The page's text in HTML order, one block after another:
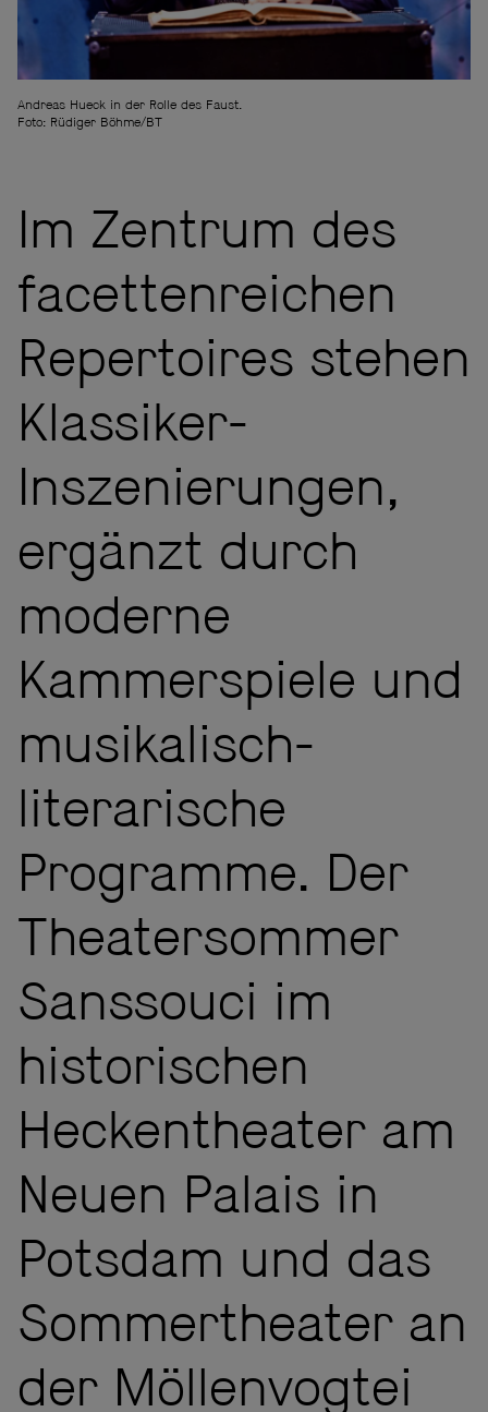
Andreas Hueck in der Rolle des Faust.
Foto: Rüdiger Böhme/BT
Im Zentrum des
facettenreichen
Repertoires stehen
Klassiker-
Inszenierungen,
ergänzt durch
moderne
Kammerspiele und
musikalisch-
literarische
Programme. Der
Theatersommer
Sanssouci im
historischen
Heckentheater am
Neuen Palais in
Potsdam und das
Sommertheater an
der Möllenvogtei